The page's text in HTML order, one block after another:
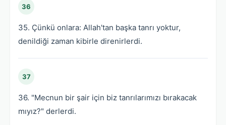
36
35. Çünkü onlara: Allah'tan başka tanrı yoktur,
denildiği zaman kibirle direnirlerdi.
37
36. "Mecnun bir şair için biz tanrılarımızı bırakacak
mıyız?" derlerdi.